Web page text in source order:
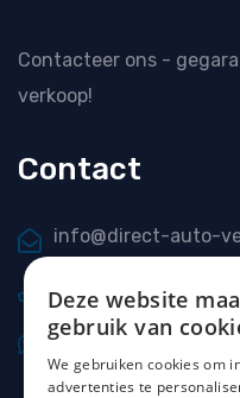
Contacteer ons -
verkoop!
Contact
info@direct-auto-
0477 20 66 69
0477 20 66 69
Deze website
gebruik van
We gebruiken cookies om
advertenties te